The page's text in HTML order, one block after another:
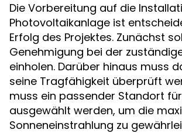
Die Vorbereitung auf die
Photovoltaikanlage ist
Erfolg des Projektes. Zunächst
Genehmigung bei der
einholen. Darüber hinaus muss
seine Tragfähigkeit überprüft
muss ein passender Standort
ausgewählt werden, um die
Sonneneinstrahlung zu